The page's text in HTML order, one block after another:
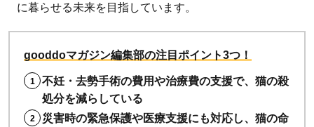
に暮らせる未来を目指しています。
gooddoマガジン編集部の注目ポイント3つ！
不妊・去勢手術の費用や治療費の支援で、猫の殺
処分を減らしている
災害時の緊急保護や医療支援にも対応し、猫の命